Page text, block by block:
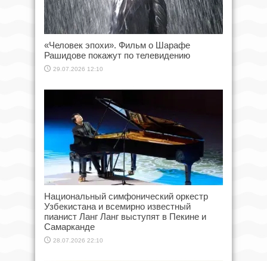
«Человек эпохи». Фильм о Шарафе
Рашидове покажут по телевидению
29.07.2026 12:10
Национальный симфонический оркестр
Узбекистана и всемирно известный
пианист Ланг Ланг выступят в Пекине и
Самарканде
28.07.2026 22:10